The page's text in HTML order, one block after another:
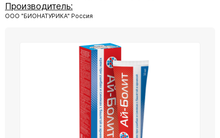
Производитель:
ООО "БИОНАТУРИКА" Россия